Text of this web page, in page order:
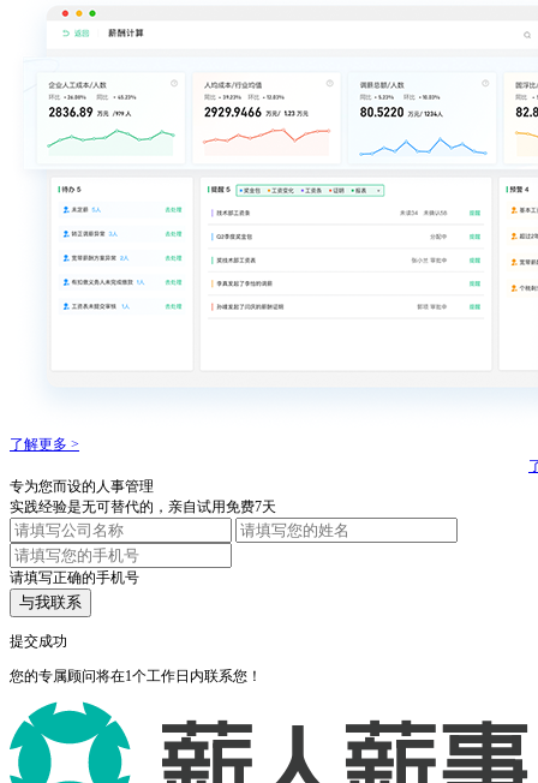
了解更多 >
专为您而设的人事管理
实践经验是无可替代的，亲自试用免费7天
请填写正确的手机号
与我联系
提交成功
您的专属顾问将在1个工作日内联系您！